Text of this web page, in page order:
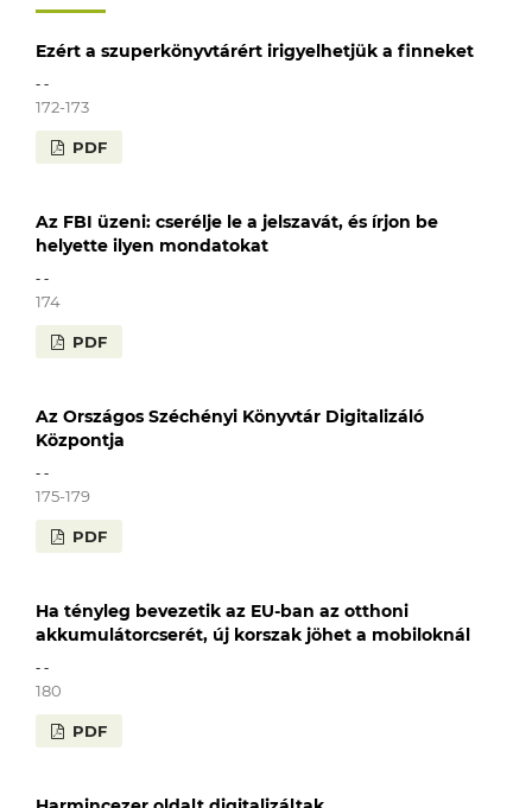
Ezért a szuperkönyvtárért irigyelhetjük a finneket
- -
172-173
PDF
Az FBI üzeni: cserélje le a jelszavát, és írjon be
helyette ilyen mondatokat
- -
174
PDF
Az Országos Széchényi Könyvtár Digitalizáló
Központja
- -
175-179
PDF
Ha tényleg bevezetik az EU-ban az otthoni
akkumulátorcserét, új korszak jöhet a mobiloknál
- -
180
PDF